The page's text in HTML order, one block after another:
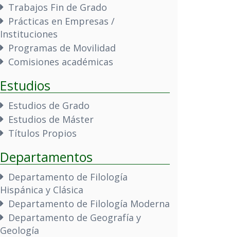
Trabajos Fin de Grado
Prácticas en Empresas /
Instituciones
Programas de Movilidad
Comisiones académicas
Estudios
Estudios de Grado
Estudios de Máster
Títulos Propios
Departamentos
Departamento de Filología
Hispánica y Clásica
Departamento de Filología Moderna
Departamento de Geografía y
Geología